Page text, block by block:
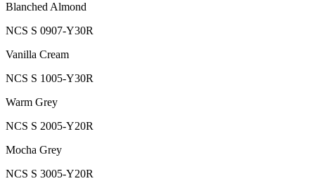
Blanched Almond
NCS S 0907-Y30R
Vanilla Cream
NCS S 1005-Y30R
Warm Grey
NCS S 2005-Y20R
Mocha Grey
NCS S 3005-Y20R